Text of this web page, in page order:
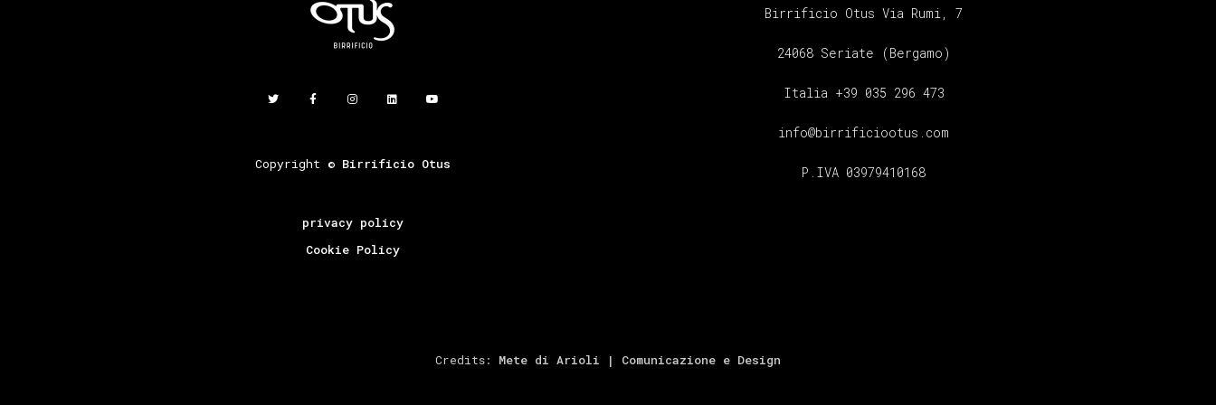
Copyright © Birrificio Otus
privacy policy
Cookie Policy
Birrificio Otus Via Rumi, 7
24068 Seriate (Bergamo)
Italia +39 035 296 473
info@birrificiootus.com
P.IVA 03979410168
Credits: Mete di Arioli | Comunicazione e Design